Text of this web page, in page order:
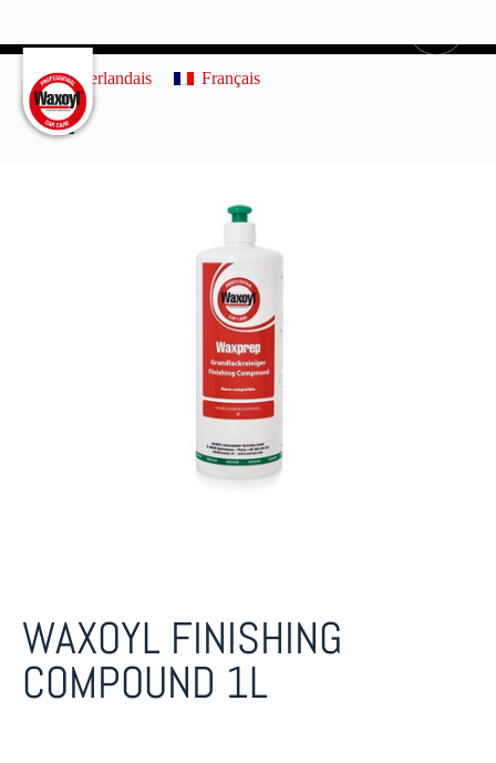
Néerlandais Français
WAXOYL FINISHING
COMPOUND 1L